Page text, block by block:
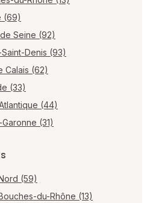
(69)
Seine (92)
Denis (93)
Calais (62)
(33)
(44)
(31)
(59)
du-Rhône (13)